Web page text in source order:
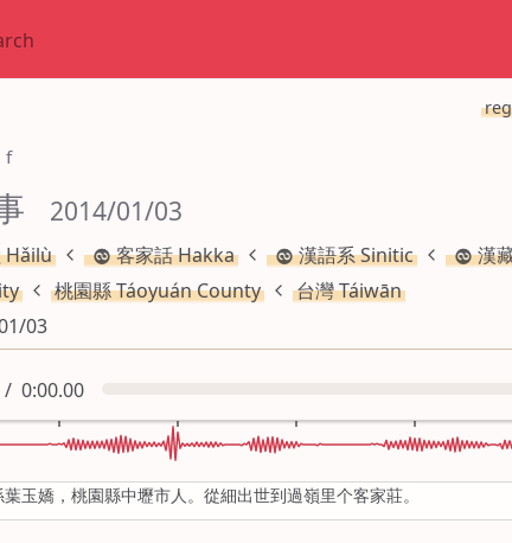
f
2014/01/03
Hǎilù 客家話 Hakka 漢語系 Sinitic
漢
桃園縣 Táoyuán County
台灣 Táiwān
03
/ 0:00.00
玉嬌，桃園縣中壢市人。從細出世到過嶺里个客家莊。